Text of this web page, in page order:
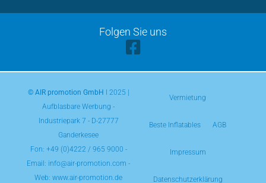
Folgen Sie uns
© AIR promotion GmbH l 2025 |
Aufblasbare Werbung -
Industriepark 7 - D-27777
Ganderkesee
Fon: +49 (0)4222 / 965 9000 -
Email: info@air-promotion.com -
Web: www.air-promotion.de
Vermietung
Beste Inflatables AGB
Impressum
Datenschutzerklärung